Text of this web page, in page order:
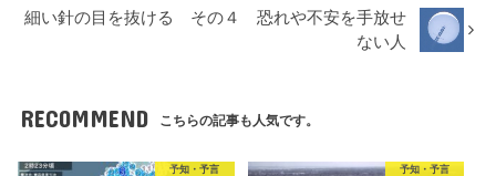
細い針の目を抜ける その４ 恐れや不安を手放せ
ない人
RECOMMEND こちらの記事も人気です。
予知・予言 予知・予言